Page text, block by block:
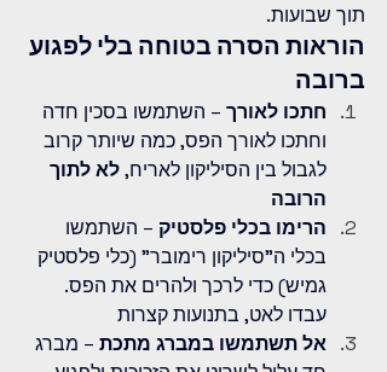
תוך שבועות.
הוראות הסרה בטוחה בלי לפגוע
ברובה
חתכו לאורך – השתמשו בסכין חדה
וחתכו לאורך הפס, כמה שיותר קרוב
לגבול בין הסיליקון לאריח, לא לתוך
הרובה
הרימו בכלי פלסטיק – השתמשו
בכלי ה"סיליקון רימובר" (כלי פלסטיק
גמיש) כדי לרכך ולהרים את הפס.
עבדו לאט, בתנועות קצרות
אל תשתמשו במברג מתכת – מברג